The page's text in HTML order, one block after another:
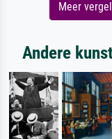
Meer
Andere